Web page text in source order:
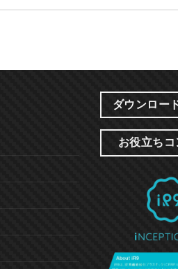
ダウンロー
お役立ち